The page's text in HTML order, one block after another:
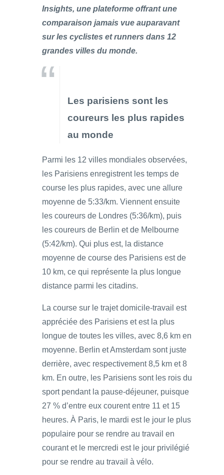
Insights, une plateforme offrant une
comparaison jamais vue auparavant
sur les cyclistes et runners dans 12
grandes villes du monde.
Les parisiens sont les
coureurs les plus rapides
au monde
Parmi les 12 villes mondiales observées,
les Parisiens enregistrent les temps de
course les plus rapides, avec une allure
moyenne de 5:33/km. Viennent ensuite
les coureurs de Londres (5:36/km), puis
les coureurs de Berlin et de Melbourne
(5:42/km). Qui plus est, la distance
moyenne de course des Parisiens est de
10 km, ce qui représente la plus longue
distance parmi les citadins.
La course sur le trajet domicile-travail est
appréciée des Parisiens et est la plus
longue de toutes les villes, avec 8,6 km en
moyenne. Berlin et Amsterdam sont juste
derrière, avec respectivement 8,5 km et 8
km. En outre, les Parisiens sont les rois du
sport pendant la pause-déjeuner, puisque
27 % d’entre eux courent entre 11 et 15
heures. À Paris, le mardi est le jour le plus
populaire pour se rendre au travail en
courant et le mercredi est le jour privilégié
pour se rendre au travail à vélo.